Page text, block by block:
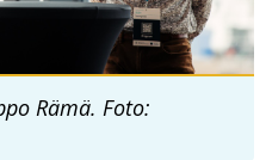
Rämä. Foto: